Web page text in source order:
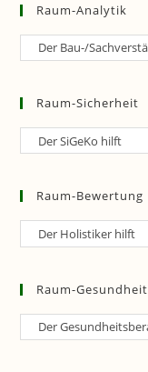
Raum-Analytik
Raum-
Raum-Sicherheit
Raum-
Raum-Bewertung
Raum-
Raum-Gesundheit
Raum-